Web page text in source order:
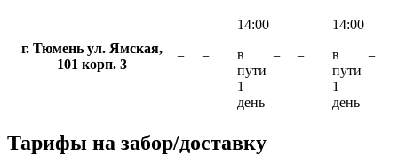
г. Тюмень ул. Ямская,
101 корп. 3
− −
14:00
в
пути
1
день
− −
14:00
в
пути
1
день
−
Тарифы на забор/доставку